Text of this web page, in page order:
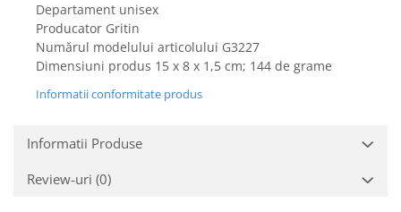
Igiena si ingrijire
Jucarii si Jocuri
Maternitate
Acvaristica
Igiena animale de companie
Departament unisex
Producator Gritin
Numărul modelului articolului G3227
Dimensiuni produs ‎15 x 8 x 1,5 cm; 144 de grame
Informatii conformitate produs
Informatii Produse
Review-uri (0)